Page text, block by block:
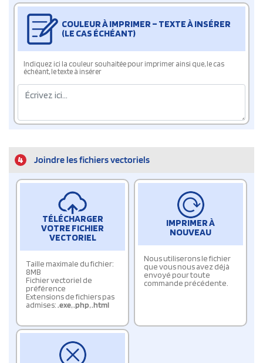
COULEUR À IMPRIMER – TEXTE À INSÉRER
(LE CAS ÉCHÉANT)
Indiquez ici la couleur souhaitée pour imprimer ainsi que, le cas
échéant, le texte à insérer
4 Joindre les fichiers vectoriels
TÉLÉCHARGER
VOTRE FICHIER
VECTORIEL
Taille maximale du fichier:
8MB
Fichier vectoriel de
préférence
Extensions de fichiers pas
admises:.exe,.php,.html
IMPRIMER À
NOUVEAU
Nous utiliserons le fichier
que vous nous avez déjà
envoyé pour toute
commande précédente.